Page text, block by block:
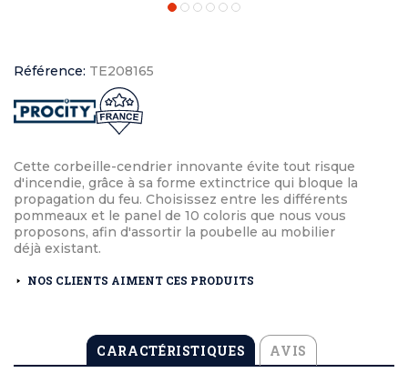
Référence: TE208165
Cette corbeille-cendrier innovante évite tout risque
d'incendie, grâce à sa forme extinctrice qui bloque la
propagation du feu. Choisissez entre les différents
pommeaux et le panel de 10 coloris que nous vous
proposons, afin d'assortir la poubelle au mobilier
déjà existant.
NOS CLIENTS AIMENT CES PRODUITS
CARACTÉRISTIQUES AVIS